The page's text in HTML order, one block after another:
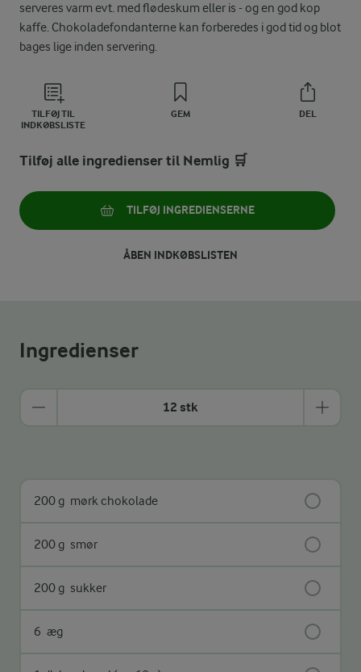
serveres varm evt. med flødeskum eller is - og en god kop
kaffe. Chokoladefondanterne kan forberedes i god tid og blot
bages lige inden servering.
TILFØJ TIL
INDKØBSLISTE
GEM DEL
Tilføj alle ingredienser til Nemlig 🛒
TILFØJ INGREDIENSERNE
ÅBEN INDKØBSLISTEN
Ingredienser
12 stk
200 g mørk chokolade
200 g smør
200 g sukker
6 æg